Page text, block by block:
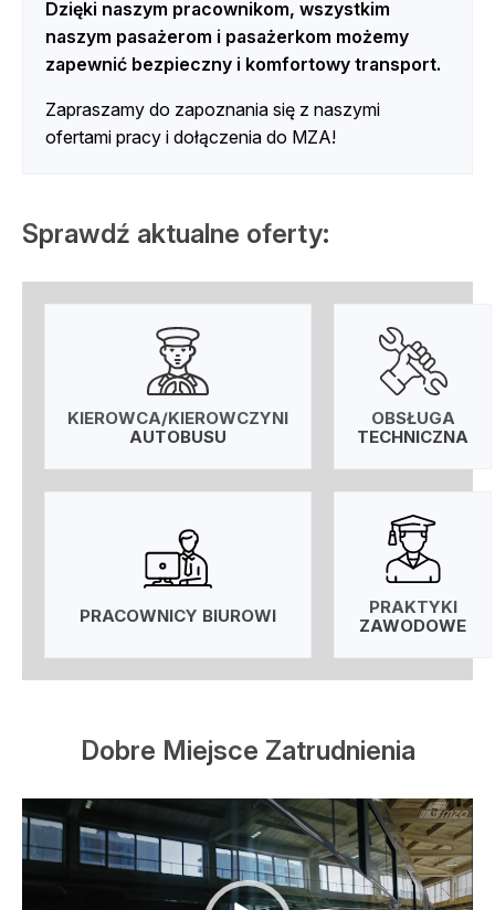
Dzięki naszym pracownikom, wszystkim
naszym pasażerom i pasażerkom możemy
zapewnić bezpieczny i komfortowy transport.
Zapraszamy do zapoznania się z naszymi
ofertami pracy i dołączenia do MZA!
Sprawdź aktualne oferty:
KIEROWCA/KIEROWCZYNI
AUTOBUSU
OBSŁUGA
TECHNICZNA
PRACOWNICY BIUROWI
PRAKTYKI
ZAWODOWE
Dobre Miejsce Zatrudnienia
Odtwarzacz
video